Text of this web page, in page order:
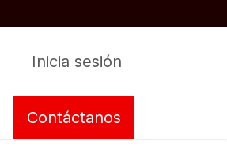
Inicia sesión
Contáctanos